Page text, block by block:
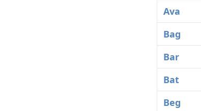
Ava
Bag
Bar
Bat
Beg